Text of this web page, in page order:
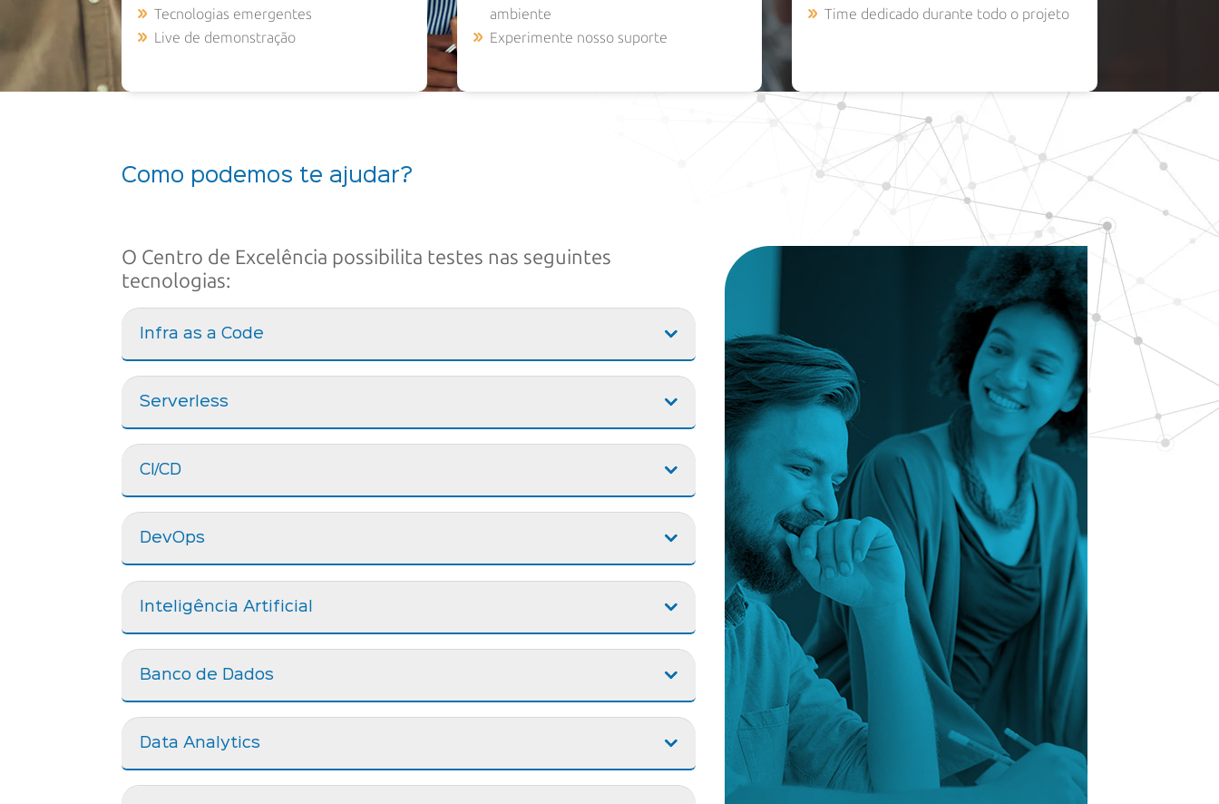
Tecnologias emergentes
Live de demonstração
ambiente
Experimente nosso suporte
Time dedicado durante todo o projeto
Como podemos te ajudar?
O Centro de Excelência possibilita testes nas seguintes
tecnologias:
Infra as a Code
Serverless
CI/CD
DevOps
Inteligência Artificial
Banco de Dados
Data Analytics